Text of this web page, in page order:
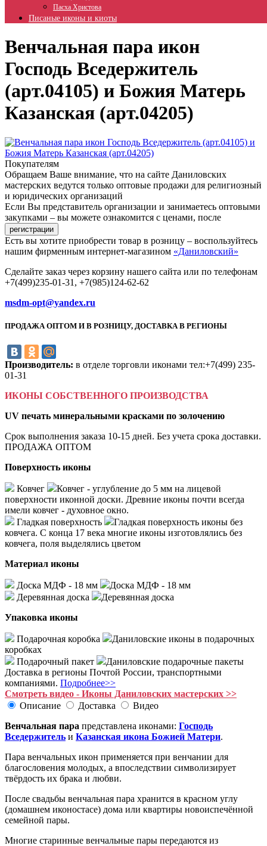
Пасха Христова
Писаные иконы и киоты
Венчальная пара икон
Господь Вседержитель
(арт.04105) и Божия Матерь
Казанская (арт.04205)
Покупателям
Обращаем Ваше внимание, что на сайте Даниловских
мастерских ведутся только оптовые продажи для религиозный
и юридических организаций
Если Вы представитель организации и занимаетесь оптовыми
закупками – вы можете ознакомится с ценами, после
Есть вы хотите приобрести товар в розницу – воспользуйтесь
нашим фирменным интернет-магазином «Даниловский»
Сделайте заказ через корзину нашего сайта или по телефонам
+7(499)235-01-31, +7(985)124-62-62
msdm-opt@yandex.ru
ПРОДАЖА ОПТОМ И В РОЗНИЦУ, ДОСТАВКА В РЕГИОНЫ
Производитель: в отделе торговли иконами тел:+7(499) 235-
01-31
ИКОНЫ СОБСТВЕННОГО ПРОИЗВОДСТВА
UV печать минеральными красками по золочению
Срок выполнения заказа 10-15 дней. Без учета срока доставки.
ПРОДАЖА ОПТОМ
Поверхность иконы
Ковчег
Ковчег - углубление до 5 мм на лицевой
поверхности иконной доски. Древние иконы почти всегда
имели ковчег - духовное окно.
Гладкая поверхность
Гладкая поверхность иконы без
ковчега. С конца 17 века многие иконы изготовлялись без
ковчега, поля выделялись цветом
Материал иконы
Доска МДФ - 18 мм
Доска МДФ - 18 мм
Деревянная доска
Деревянная доска
Упаковка иконы
Подарочная коробка
Даниловские иконы в подарочных
коробках
Подарочный пакет
Даниловские подарочные пакеты
Доставка в регионы Почтой России, транспортными
компаниями. Подробнее>>
Смотреть видео - Иконы Даниловских мастерских >>
Описание
Доставка
Видео
Венчальная пара представлена иконами: Господь
Вседержитель и Казанская икона Божией Матери.
Пара венчальных икон применяется при венчании для
благословения молодых, а впоследствии символизирует
твёрдость их брака и любви.
После свадьбы венчальная пара хранится в красном углу
(домашнем иконостасе) дома или квартиры новоиспечённой
семейной пары.
Многие старинные венчальные пары передаются из